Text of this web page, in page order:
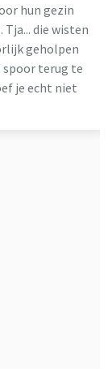
hun gezin
die wisten
geholpen
spoor terug te
je echt niet